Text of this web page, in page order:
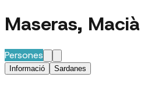
Maseras, Macià
Persones
Informació Sardanes